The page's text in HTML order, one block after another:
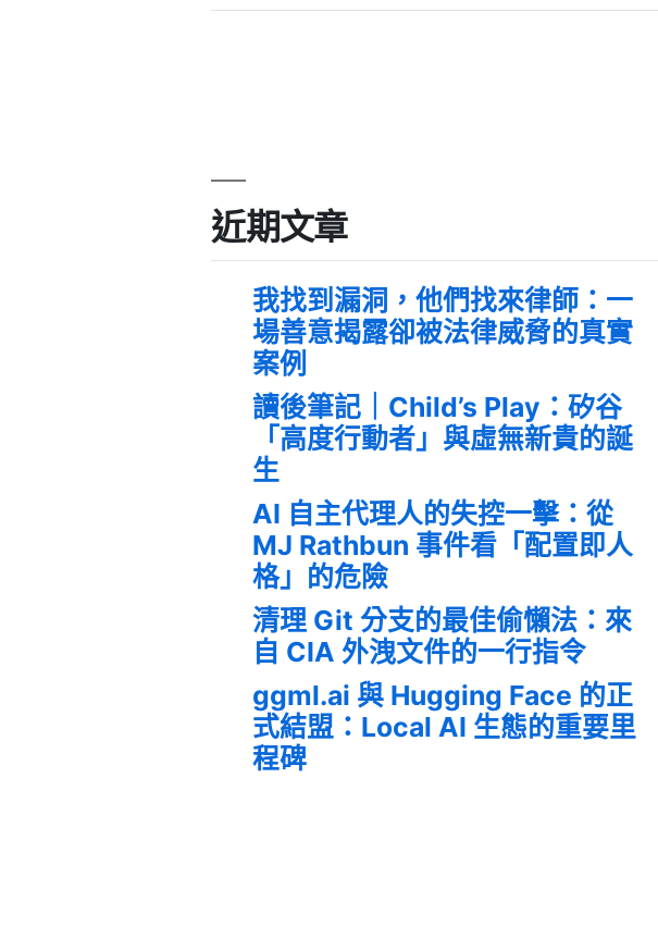
近期文章
我找到漏洞，他們找來律師：一
場善意揭露卻被法律威脅的真實
案例
讀後筆記｜Child’s Play：矽谷
「高度行動者」與虛無新貴的誕
生
AI 自主代理人的失控一擊：從
MJ Rathbun 事件看「配置即人
格」的危險
清理 Git 分支的最佳偷懶法：來
自 CIA 外洩文件的一行指令
ggml.ai 與 Hugging Face 的正
式結盟：Local AI 生態的重要里
程碑